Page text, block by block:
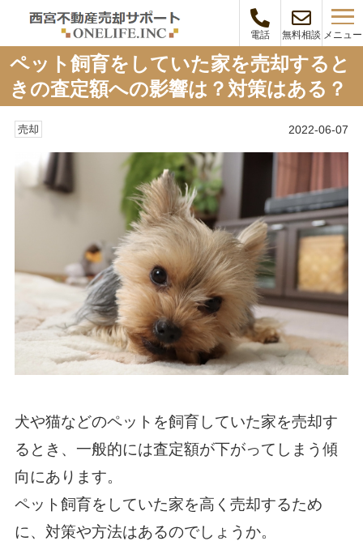
電話 無料相談 メニュー
ペット飼育をしていた家を売却すると
きの査定額への影響は？対策はある？
売却 2022-06-07
犬や猫などのペットを飼育していた家を売却す
るとき、一般的には査定額が下がってしまう傾
向にあります。
ペット飼育をしていた家を高く売却するため
に、対策や方法はあるのでしょうか。